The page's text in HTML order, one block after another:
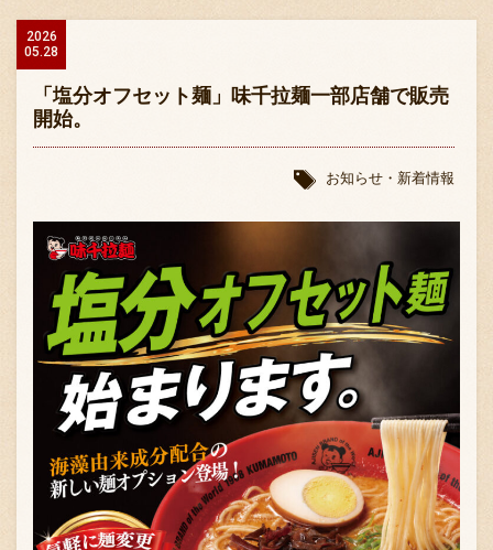
2026
05.28
「塩分オフセット麺」味千拉麺一部店舗で販売
開始。
お知らせ・新着情報